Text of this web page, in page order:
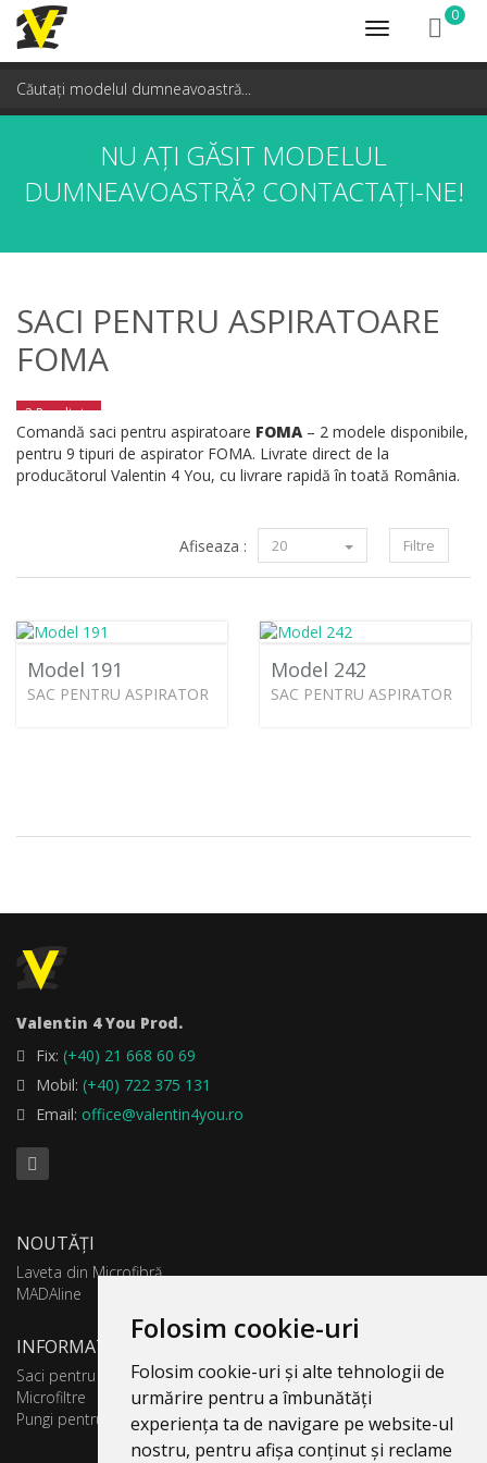
Folosim cookie-uri
Folosim cookie-uri și alte tehnologii de
urmărire pentru a îmbunătăți
experiența ta de navigare pe website-ul
nostru, pentru afișa conținut și reclame
Toggle
navigation
0
NU AȚI GĂSIT MODELUL
DUMNEAVOASTRĂ? CONTACTAȚI-NE!
SACI PENTRU ASPIRATOARE
FOMA
2 Rezultate
Comandă saci pentru aspiratoare FOMA – 2 modele disponibile,
pentru 9 tipuri de aspirator FOMA. Livrate direct de la
producătorul Valentin 4 You, cu livrare rapidă în toată România.
Filtre
Afiseaza : 20
Model 191
SAC PENTRU ASPIRATOR
Model 242
SAC PENTRU ASPIRATOR
Valentin 4 You Prod.
Fix: (+40) 21 668 60 69
Mobil: (+40) 722 375 131
Email: office@valentin4you.ro
NOUTĂȚI
Laveta din Microfibră
MADAline
INFORMATII PRODUSE
Saci pentru aspirator
Microfiltre
Pungi pentru colectare praf